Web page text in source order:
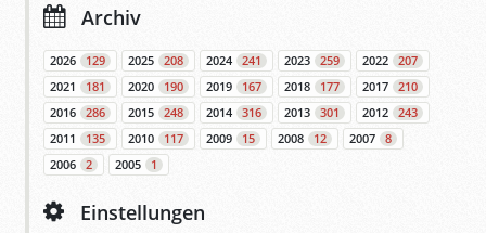
Archiv
2026 129 2025 208 2024 241 2023 259 2022
207
2021
181 2020 190 2019 167 2018 177 2017
210
2016
286 2015 248 2014 316 2013 301 2012
243
2011
135 2010 117 2009 15 2008 12 2007
8
2006
2 2005 1
Einstellungen